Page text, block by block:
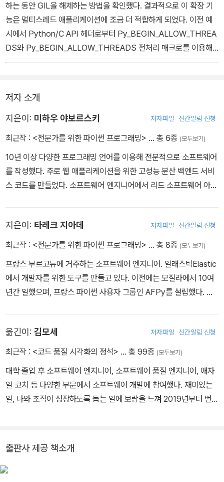
하는 동안 GIL을 해제하는 방법을 확인했다. 결과적으로 이 확장 기
능은 멀티스레드 애플리케이션에 조금 더 적합하게 되었다. 이전 예
시에서 Python/C API 헤더로부터 Py_BEGIN_ALLOW_THREA
DS와 Py_BEGIN_ALLOW_THREADS 전처리 매크로를 이용해
서 특정 코드 영역을 파이썬 호출에서 자유롭도록 나타냈다. Cython
저자 소개
지은이: 미하우 야보르스키 저자파일 신간알림 신청
최근작 : <전문가를 위한 파이썬 프로그래밍> … 총 6종 (모두보기)
10년 이상 다양한 프로그래밍 언어를 이용해 전문적으로 소프트웨어
를 작성했다. 주로 웹 애플리케이션을 위한 고성능 분산 백엔드 서비
스 코드를 만들었다. 소프트웨어 엔지니어에서 리드 소프트웨어 아키
지은이: 타레크 지아데 저자파일 신간알림 신청
최근작 : <전문가를 위한 파이썬 프로그래밍> … 총 8종 (모두보기)
프랑스 부르고뉴에 거주하는 소프트웨어 엔지니어. 일래스틱Elastic
에서 개발자를 위한 도구를 만들고 있다. 이전에는 모질라에서 10여
년간 일했으며, 프랑스 파이썬 사용자 그룹인 AFPy를 설립했다. 다
019), 《파이썬 핵심 개발자들과의 인터뷰》(터닝포인트, 2019)로 소
개된 바 있다.
옮긴이: 김모세 저자파일 신간알림 신청
최근작 : <코드 품질 시각화의 정석> … 총 99종 (모두보기)
대학 졸업 후 소프트웨어 엔지니어, 소프트웨어 품질 엔지니어, 애자
일 코치 등 다양한 부문에서 소프트웨어 개발에 참여했다. 재미있는
일, 나와 조직이 성장하도록 돕는 일에 보람을 느껴 2019년부터 번역
시스템 입문’(한빛미디어), ‘웹 개발 리터러시’(정보문화사) 등이 있
다.
출판사 제공 책소개